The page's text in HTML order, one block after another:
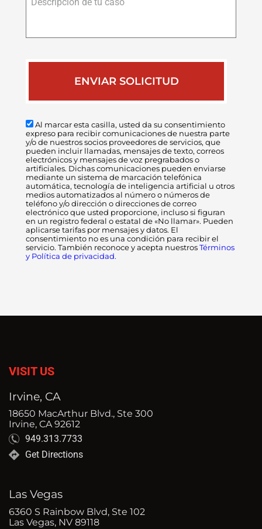
Al marcar esta casilla, usted da su consentimiento
expreso para recibir comunicaciones de nuestra parte
y/o de nuestros socios proveedores de servicios, que
pueden incluir llamadas, mensajes de texto, correos
electrónicos y mensajes de voz pregrabados o
artificiales. Dichas comunicaciones pueden enviarse
mediante un sistema de marcación telefónica
automática, tecnología de inteligencia artificial u otros
medios automatizados al número o números de
teléfono y/o dirección o direcciones de correo
electrónico que usted proporcione, incluso si figuran
en un registro federal o estatal de «No llamar». Pueden
aplicarse tarifas por mensajes y datos. El
consentimiento no es una condición para recibir el
servicio. También reconoce y acepta nuestros Términos
y Política de privacidad.
VISIT US
Irvine, CA
18650 MacArthur Blvd., Ste 300
Irvine, CA 92612
949.313.7733
Get Directions
Las Vegas
6360 S Rainbow Blvd, Ste 102
Las Vegas, NV 89118